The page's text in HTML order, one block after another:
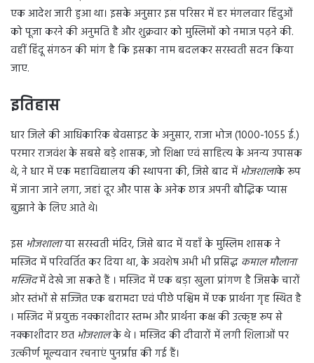
एक आदेश जारी हुआ था। इसके अनुसार इस परिसर में हर मंगलवार हिंदुओं
को पूजा करने की अनुमति है और शुक्रवार को मुस्लिमों को नमाज पढ़ने की.
वहीं हिंदू संगठन की मांग है कि इसका नाम बदलकर सरस्वती सदन किया
जाए.
इतिहास
धार जिले की आधिकारिक बेवसाइट के अनुसार, राजा भोज (1000-1055 ई.)
परमार राजवंश के सबसे बड़े शासक, जो शिक्षा एवं साहित्य के अनन्य उपासक
थे, ने धार में एक महाविद्यालय की स्थापना की, जिसे बाद में भोजशालाके रूप
में जाना जाने लगा, जहां दूर और पास के अनेक छात्र अपनी बौद्धिक प्यास
बुझाने के लिए आते थे।
इस भोजशालाया सरस्वती मंदिर, जिसे बाद में यहाँ के मुस्लिम शासक ने
मस्जिद में परिवर्तित कर दिया था, के अवशेष अभी भी प्रसिद्ध कमाल मौलाना
मस्जिदमें देखे जा सकते हैं । मस्जिद में एक बड़ा खुला प्रांगण है जिसके चारों
ओर स्तंभों से सज्जित एक बरामदा एवं पीछे पश्चिम में एक प्रार्थना गृह स्थित है
। मस्जिद में प्रयुक्त नक्काशीदार स्तम्भ और प्रार्थना कक्ष की उत्कृष्ट रूप से
नक्काशीदार छत भोजशालके थे । मस्जिद की दीवारों में लगी शिलाओं पर
उत्कीर्ण मूल्यवान रचनाएं पुनर्प्राप्त की गई हैं।